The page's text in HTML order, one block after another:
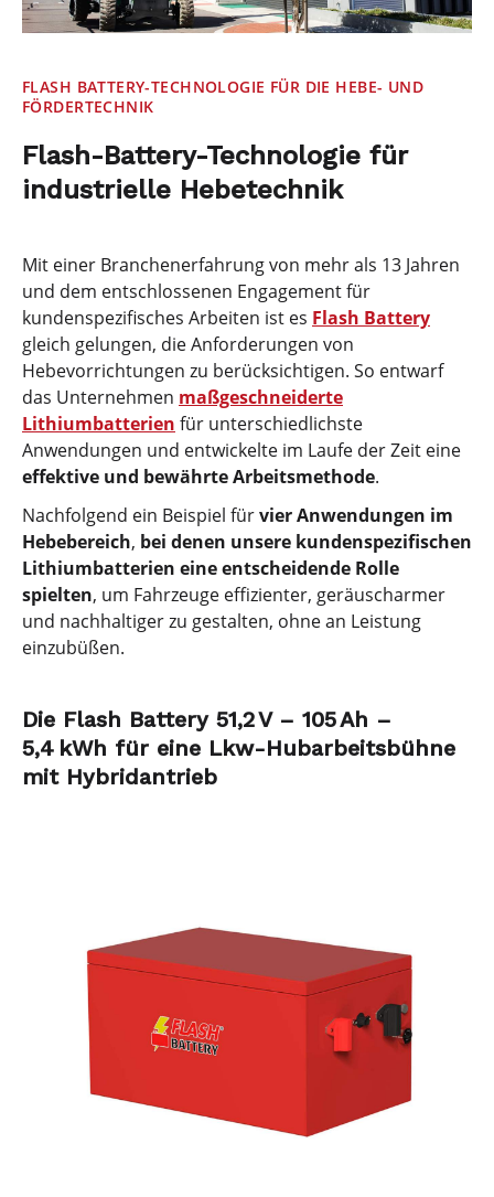
FLASH BATTERY-TECHNOLOGIE FÜR DIE HEBE- UND
FÖRDERTECHNIK
Flash-Battery-Technologie für
industrielle Hebetechnik
Mit einer Branchenerfahrung von mehr als 13 Jahren
und dem entschlossenen Engagement für
kundenspezifisches Arbeiten ist es Flash Battery
gleich gelungen, die Anforderungen von
Hebevorrichtungen zu berücksichtigen. So entwarf
das Unternehmen maßgeschneiderte
Lithiumbatterien für unterschiedlichste
Anwendungen und entwickelte im Laufe der Zeit eine
effektive und bewährte Arbeitsmethode.
Nachfolgend ein Beispiel fürvier Anwendungen im
Hebebereich, bei denen unsere kundenspezifischen
Lithiumbatterien eine entscheidende Rolle
spielten, um Fahrzeuge effizienter, geräuscharmer
und nachhaltiger zu gestalten, ohne an Leistung
einzubüßen.
Die Flash Battery 51,2 V – 105 Ah –
5,4 kWh für eine Lkw-Hubarbeitsbühne
mit Hybridantrieb